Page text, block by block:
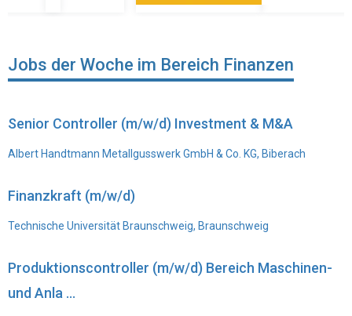
Jobs der Woche im Bereich Finanzen
Senior Controller (m/w/d) Investment & M&A
Albert Handtmann Metallgusswerk GmbH & Co. KG, Biberach
Finanzkraft (m/w/d)
Technische Universität Braunschweig, Braunschweig
Produktionscontroller (m/w/d) Bereich Maschinen-
und Anla ...